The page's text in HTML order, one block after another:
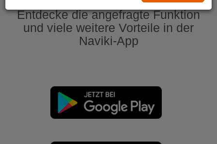
Entdecke die angefragte Funktion
und viele weitere Vorteile in der
Naviki-App